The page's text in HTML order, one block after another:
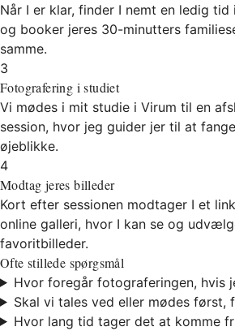
Når I er klar, finder I nemt en ledig tid
og booker jeres 30-minutters
samme.
3
Fotografering i studiet
Vi mødes i mit studie i Virum til en
session, hvor jeg guider jer til at
øjeblikke.
4
Modtag jeres billeder
Kort efter sessionen modtager I et
online galleri, hvor I kan se og
favoritbilleder.
Ofte stillede spørgsmål
Hvor foregår fotograferingen, hvis
Skal vi tales ved eller mødes først,
Hvor lang tid tager det at komme